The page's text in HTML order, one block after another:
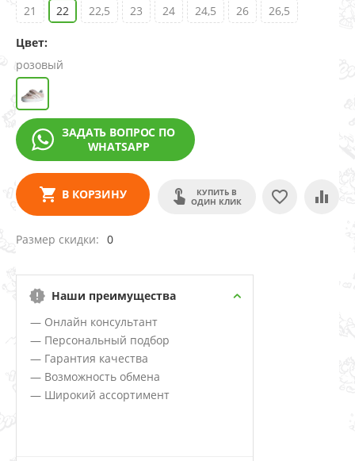
21
22 22,5 23 24 24,5 26 26,5
Цвет:
розовый
ЗАДАТЬ ВОПРОС ПО
WHATSAPP
В КОРЗИНУ
КУПИТЬ В
ОДИН КЛИК
Размер скидки 0
Наши преимущества
— Онлайн консультант
— Персональный подбор
— Гарантия качества
— Возможность обмена
— Широкий ассортимент